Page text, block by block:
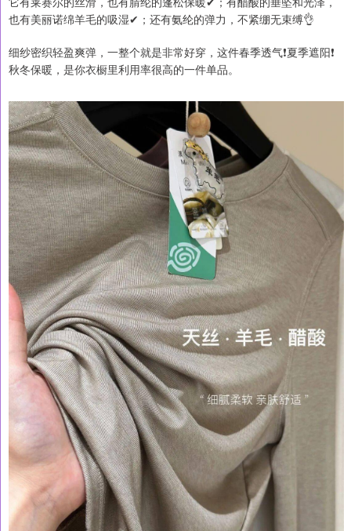
也有美丽诺绵羊毛的吸湿✔；还有氨纶的弹力，不紧绷无束缚👌
细纱密织轻盈爽弹，一整个就是非常好穿，这件春季透气❗️夏季遮阳❗️
秋冬保暖，是你衣橱里利用率很高的一件单品。